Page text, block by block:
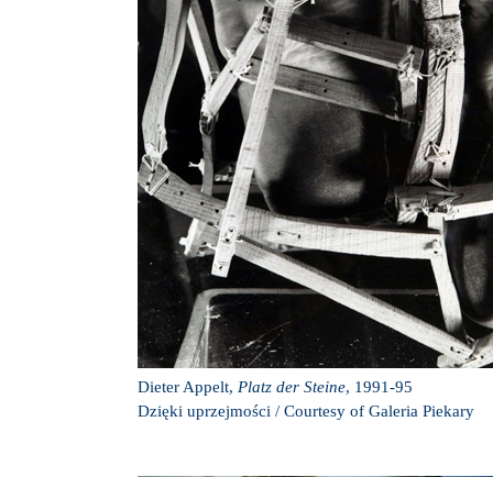
Dieter Appelt, Platz der Steine, 1991-95
Dzięki uprzejmości / Courtesy of Galeria Piekary